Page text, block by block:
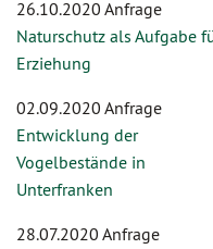
26.10.2020 Anfrage
Naturschutz als Aufgabe
Erziehung
02.09.2020 Anfrage
Entwicklung der
Vogelbestände in
Unterfranken
28.07.2020 Anfrage